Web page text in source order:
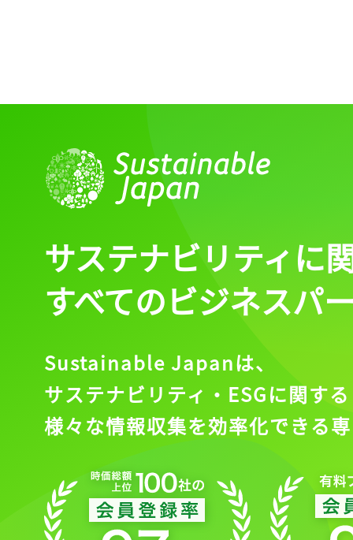
サステナビリティに
すべてのビジネスパ
Sustainable Japanは、
サステナビリティ・ESGに関する
様々な情報収集を効率化できる